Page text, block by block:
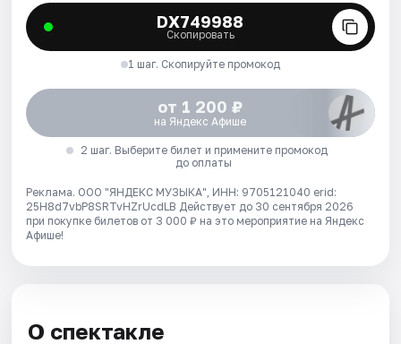
DX749988
Скопировать
1 шаг. Скопируйте промокод
от 1 200 ₽
на Яндекс Афише
2 шаг. Выберите билет и примените промокод
до оплаты
Реклама. ООО "ЯНДЕКС МУЗЫКА", ИНН: 9705121040 erid:
25H8d7vbP8SRTvHZrUcdLB Действует до 30 сентября 2026
при покупке билетов от 3 000 ₽ на это мероприятие на Яндекс
Афише!
О спектакле